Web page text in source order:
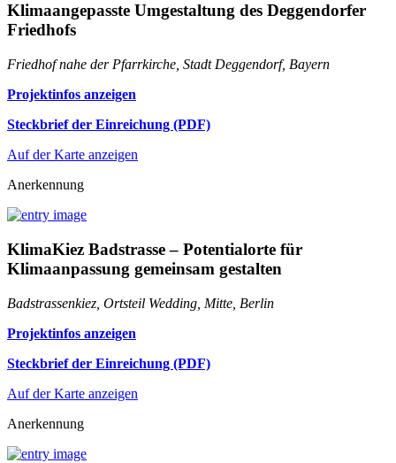
Klimaangepasste Umgestaltung des Deggendorfer
Friedhofs
Friedhof nahe der Pfarrkirche, Stadt Deggendorf, Bayern
Projektinfos anzeigen
Steckbrief der Einreichung (PDF)
Auf der Karte anzeigen
Anerkennung
KlimaKiez Badstrasse – Potentialorte für
Klimaanpassung gemeinsam gestalten
Badstrassenkiez, Ortsteil Wedding, Mitte, Berlin
Projektinfos anzeigen
Steckbrief der Einreichung (PDF)
Auf der Karte anzeigen
Anerkennung